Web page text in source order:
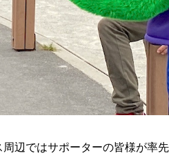
辺ではサポーターの皆様が率